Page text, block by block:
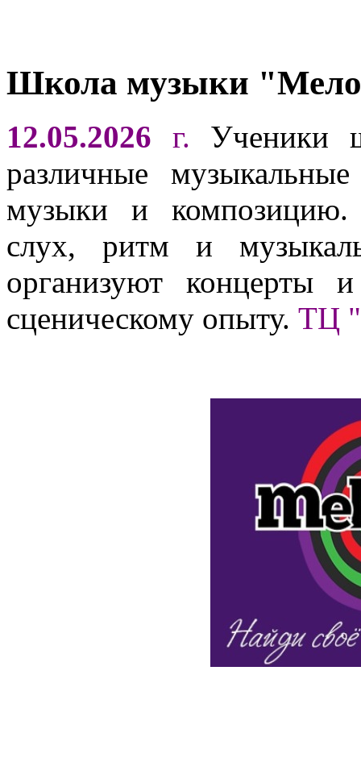
Школа музыки
12.05.2026 г. Ученики
различные
музыки и композицию.
слух, ритм и
организуют концерты
сценическому опыту. ТЦ